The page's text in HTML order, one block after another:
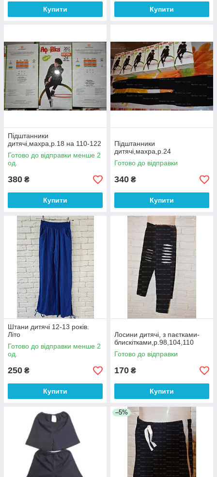
Купити Купити
Підштанники
дитячі,махра,р.18 на 110-122
Готово до відправки менше 2
од.
380 ₴
Купити
Підштанники
дитячі,махра,р.24
Готово до відправки
340 ₴
Купити
Штани дитячі 12-13 років.
Літо
Готово до відправки менше 2
од.
250 ₴
Купити
Лосини дитячі, з паєтками-
блискітками,р.98,104,110
Готово до відправки
170 ₴
Купити
–5%